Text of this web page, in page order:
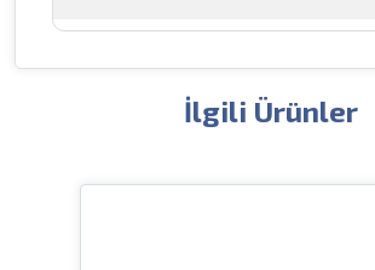
İlgili Ürünler